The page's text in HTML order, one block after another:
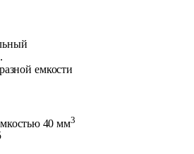
емкости
40 мм3